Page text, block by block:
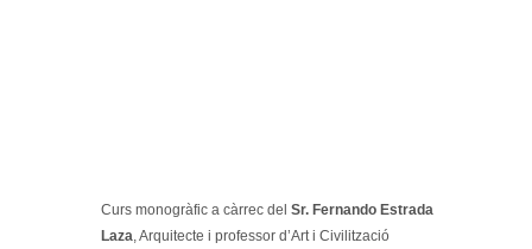
Curs monogràfic a càrrec del Sr. Fernando Estrada
Laza, Arquitecte i professor d’Art i Civilització